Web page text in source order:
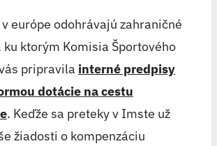
európe odohrávajú zahraničné
ktorým Komisia Športového
pripravila interné predpisy
dotácie na cestu
. Keďže sa preteky v Imste už
žiadosti o kompenzáciu